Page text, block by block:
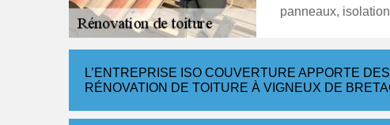
panneaux,
L’ENTREPRISE ISO COUVERTURE APPORTE
RÉNOVATION DE TOITURE À VIGNEUX DE